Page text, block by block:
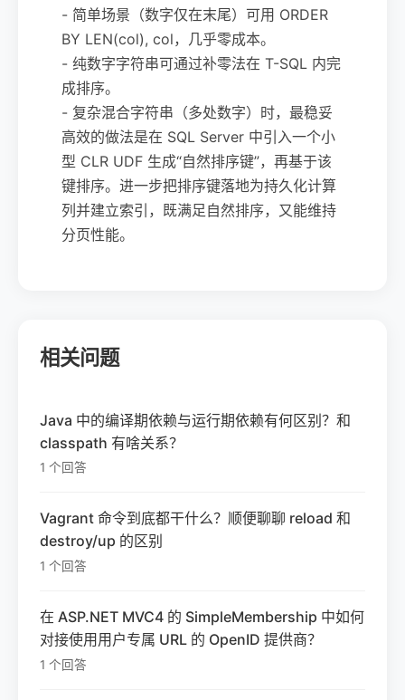
- 简单场景（数字仅在末尾）可用 ORDER
BY LEN(col), col，几乎零成本。
- 纯数字字符串可通过补零法在 T-SQL 内完
成排序。
- 复杂混合字符串（多处数字）时，最稳妥
高效的做法是在 SQL Server 中引入一个小
型 CLR UDF 生成“自然排序键”，再基于该
键排序。进一步把排序键落地为持久化计算
列并建立索引，既满足自然排序，又能维持
分页性能。
相关问题
Java 中的编译期依赖与运行期依赖有何区别？和
classpath 有啥关系？
1 个回答
Vagrant 命令到底都干什么？顺便聊聊 reload 和
destroy/up 的区别
1 个回答
在 ASP.NET MVC4 的 SimpleMembership 中如何
对接使用用户专属 URL 的 OpenID 提供商？
1 个回答